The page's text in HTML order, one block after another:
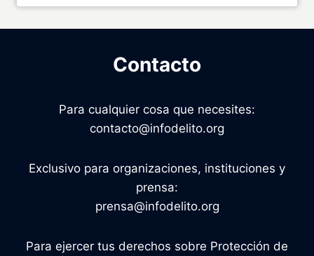
Contacto
Para cualquier cosa que necesites:
contacto@infodelito.org
Exclusivo para organizaciones, instituciones y
prensa:
prensa@infodelito.org
Para ejercer tus derechos sobre Protección de